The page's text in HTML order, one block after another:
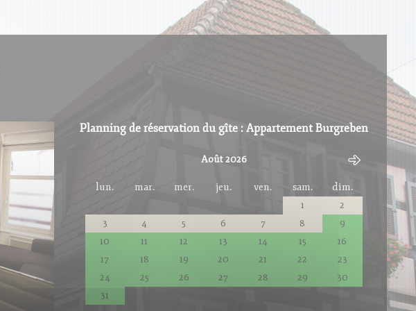
Planning de réservation du gîte : Appartement Burgreben
Août 2026
lun. mar. mer. jeu. ven. sam.
dim.
1
2
3
4 5 6 7 8
9
10
11 12 13 14 15
16
17
18 19 20 21 22
23
24
25 26 27 28 29
30
31